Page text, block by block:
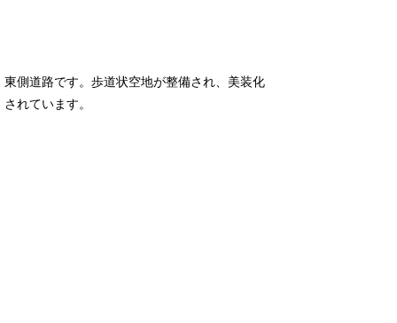
東側道路です。歩道状空地が整備され、美装化
されています。